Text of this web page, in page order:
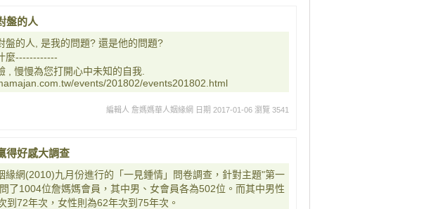
盤的人
盤的人, 是我的問題? 還是他的問題?
麼------------
, 慢慢為您打開心中未知的自我.
events/201802/events201802.html
編輯人 詹媽媽華人姻緣網 日期 2017-01-06 瀏覽 3541
得好感大調查
緣網(2010)九月份進行的「一見鍾情」問卷調查，針對主題"第一
了1004位詹媽媽會員，其中男、女會員各為502位。而其中男性
到72年次，女性則為62年次到75年次。